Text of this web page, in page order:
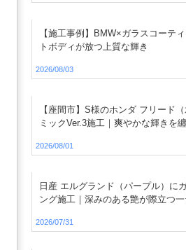
【施工事例】BMW×ガラスコーテ
トボディが放つ上質な輝き
2026/08/03
【座間市】S様のホンダ フリード
ミックVer.3施工｜爽やかな輝きを
2026/08/01
日産 エルグランド（パープル）に
ング施工｜深みのある艶が際立つ
2026/07/31